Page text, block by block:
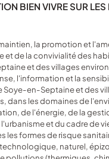
et de la convivialité des
et des villages
l'information et la
Soye-en-Septaine et des
dans les domaines de
de l'énergie, de la
et du cadre de
les formes de risque
naturel,